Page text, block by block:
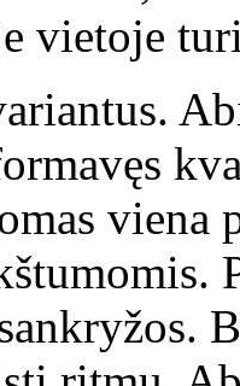
vietoje
viena